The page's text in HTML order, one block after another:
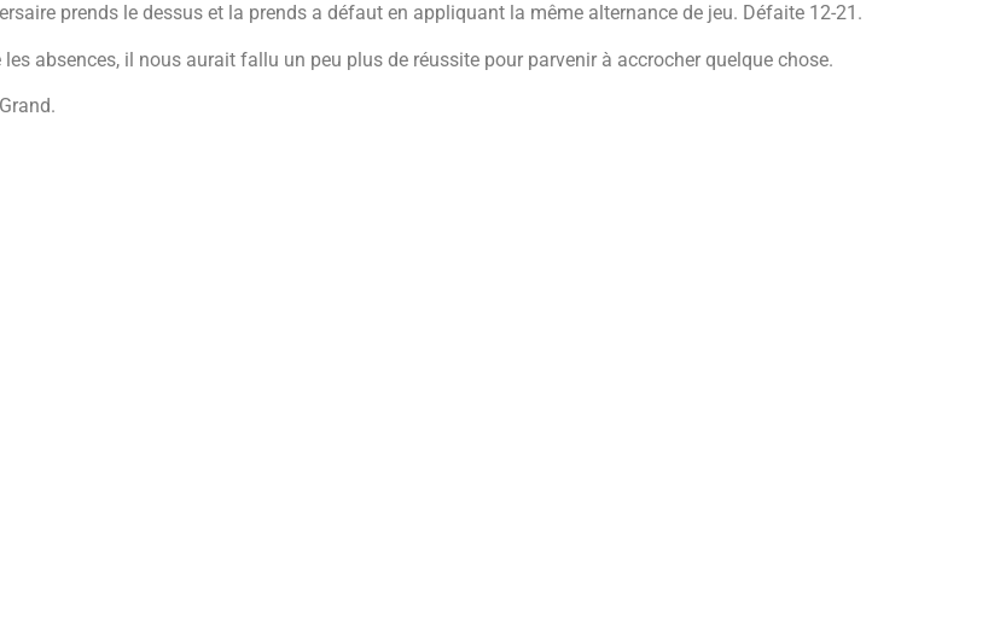
prends le dessus et la prends a défaut en appliquant la même alternance de jeu. Défaite 12-21.
absences, il nous aurait fallu un peu plus de réussite pour parvenir à accrocher quelque chose.